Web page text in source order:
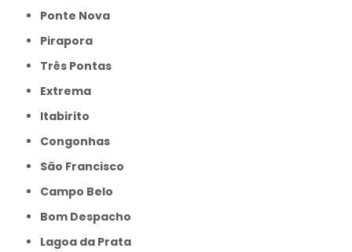
Ponte Nova
Pirapora
Três Pontas
Extrema
Itabirito
Congonhas
São Francisco
Campo Belo
Bom Despacho
Lagoa da Prata